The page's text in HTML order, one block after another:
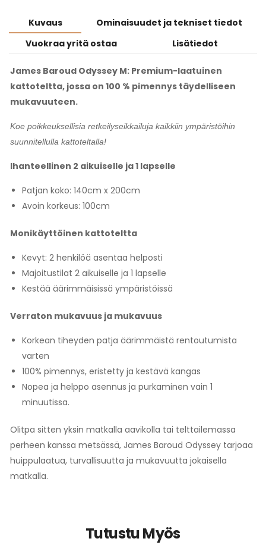
Kuvaus
Ominaisuudet ja tekniset tiedot
Vuokraa yritä ostaa
Lisätiedot
James Baroud Odyssey M: Premium-laatuinen
kattoteltta, jossa on 100 % pimennys täydelliseen
mukavuuteen.
Koe poikkeuksellisia retkeilyseikkailuja kaikkiin ympäristöihin
suunnitellulla kattoteltalla!
Ihanteellinen 2 aikuiselle ja 1 lapselle
Patjan koko: 140cm x 200cm
Avoin korkeus: 100cm
Monikäyttöinen kattoteltta
Kevyt: 2 henkilöä asentaa helposti
Majoitustilat 2 aikuiselle ja 1 lapselle
Kestää äärimmäisissä ympäristöissä
Verraton mukavuus ja mukavuus
Korkean tiheyden patja äärimmäistä rentoutumista
varten
100% pimennys, eristetty ja kestävä kangas
Nopea ja helppo asennus ja purkaminen vain 1
minuutissa.
Olitpa sitten yksin matkalla aavikolla tai telttailemassa
perheen kanssa metsässä, James Baroud Odyssey tarjoaa
huippulaatua, turvallisuutta ja mukavuutta jokaisella
matkalla.
Tutustu Myös